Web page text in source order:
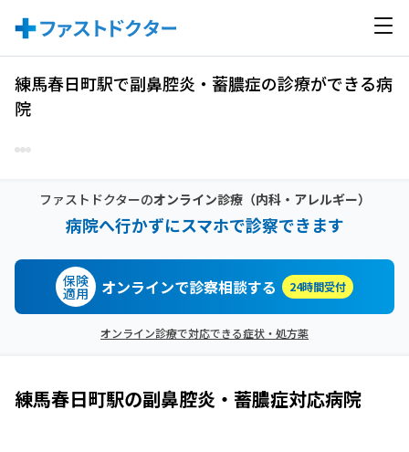
練馬春日町駅で副鼻腔炎・蓄膿症の診療ができる病
院
ファストドクターのオンライン診療（内科・アレルギー）
病院へ行かずにスマホで診察できます
保険
適用 オンラインで診察相談する 24時間受付
オンライン診療で対応できる症状・処方薬
練馬春日町駅の副鼻腔炎・蓄膿症対応病院